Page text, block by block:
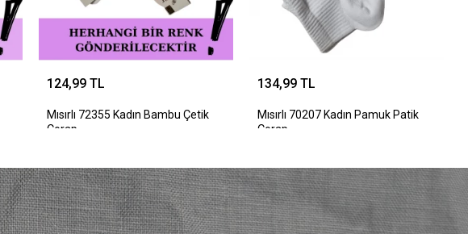
124,99 TL
Mısırlı 72355 Kadın Bambu Çetik
Çorap
134,99 TL
Mısırlı 70207 Kadın Pamuk Patik
Çorap